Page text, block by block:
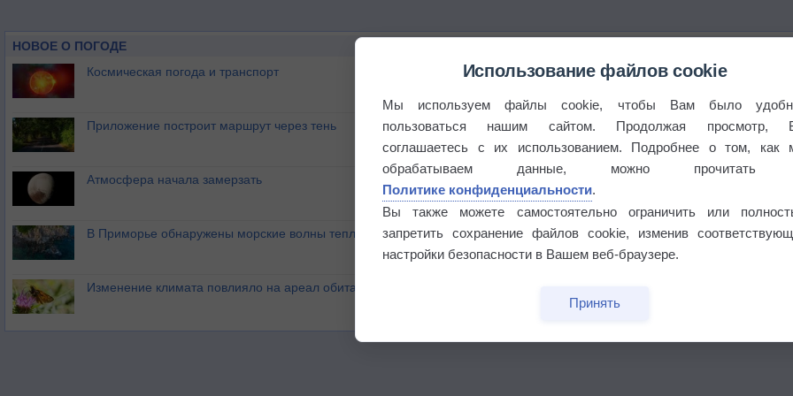
НОВОЕ О ПОГОДЕ
Космическая погода и транспорт
Приложение построит маршрут через тень
Атмосфера начала замерзать
В Приморье обнаружены морские волны тепла
Изменение климата повлияло на ареал обитания бабочек
Использование файлов cookie
Мы используем файлы cookie, чтобы Вам было
пользоваться нашим сайтом. Продолжая просмотр,
соглашаетесь с их использованием. Подробнее о том, как
обрабатываем данные, можно прочитать
Политике конфиденциальности.
Вы также можете самостоятельно ограничить или
запретить сохранение файлов cookie, изменив
настройки безопасности в Вашем веб-браузере.
Принять